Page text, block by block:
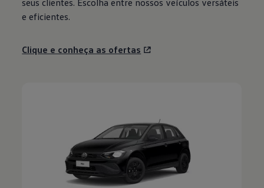
e eficientes.
Clique e conheça as ofertas